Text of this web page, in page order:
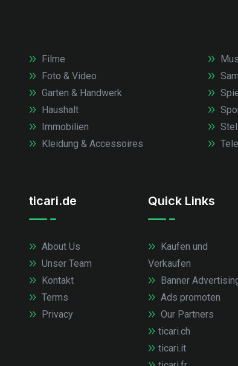
Filme
Foto & Video
Garten & Handwerk
Haushalt
Immobilien
Kleidung & Accessoires
ticari.de
About Us
Unser Team
Kontakt
Terms
Privacy
Quick Links
Kaufen und
Verkaufen
Banner
Ads promoten
Our Partners
ticari.ch
ticari.it